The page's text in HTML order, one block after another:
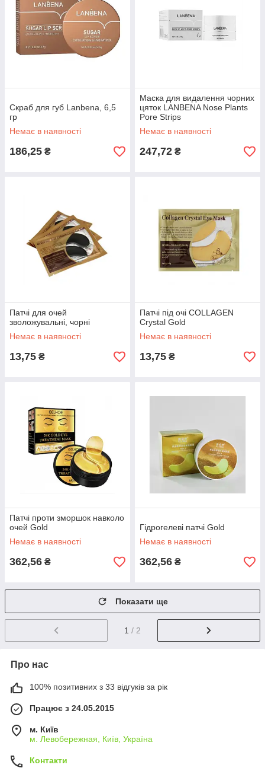
Скраб для губ Lanbena, 6,5
гр
Немає в наявності
186,25 ₴
Маска для видалення чорних
цяток LANBENA Nose Plants
Pore Strips
Немає в наявності
247,72 ₴
Патчі для очей
зволожувальні, чорні
Немає в наявності
13,75 ₴
Патчі під очі COLLAGEN
Crystal Gold
Немає в наявності
13,75 ₴
Патчі проти зморшок навколо
очей Gold
Немає в наявності
362,56 ₴
Гідрогелеві патчі Gold
Немає в наявності
362,56 ₴
Показати ще
1 / 2
Про нас
100% позитивних з 33 відгуків за рік
Працює з 24.05.2015
м. Київ
м. Левобережная, Київ, Україна
Контакти